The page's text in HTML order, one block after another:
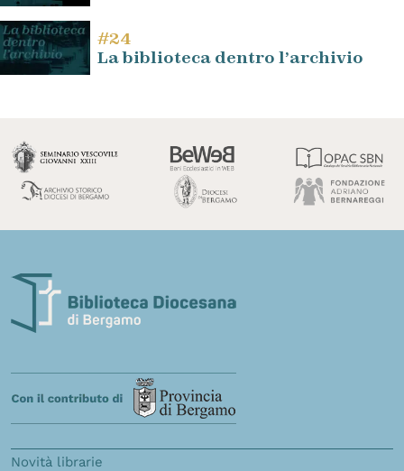
#24
La biblioteca dentro l’archivio
Novità librarie